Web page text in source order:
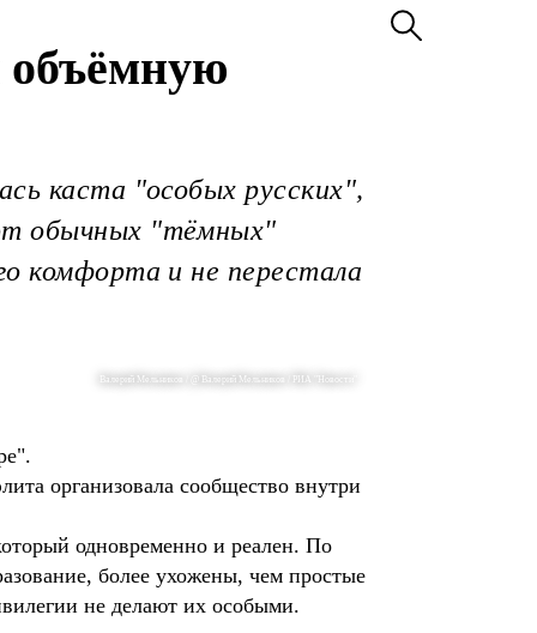
объёмную
каста "особых русских",
обычных "тёмных"
комфорта и не перестала
Валерий Мельников / @ Валерий Мельников / РИА "Новости"
организовала сообщество внутри
одновременно и реален. По
более ухожены, чем простые
не делают их особыми.